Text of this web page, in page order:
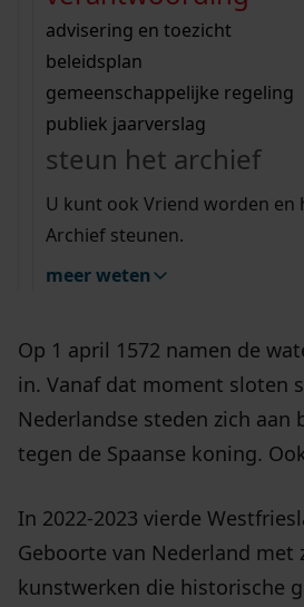
bouwvergunningen
omgevingsvergunningen
vergunningen
beeld en geluid
uitleg nodig?
Wij helpen u op weg met een
bekijk alle zoektips
Wij helpen u op weg met een
bekijk alle zoektips
bekijk ons geschiedenislokaal
advisering en toezicht
beleidsplan
gemeenschappelijke regeling
publiek jaarverslag
steun het archief
U kunt ook Vriend worden en
Archief steunen.
meer weten
1573
11 jul -
31 okt
het project
Op 1 april 1572 namen de
in. Vanaf dat moment sloten
Nederlandse steden zich aan
tegen de Spaanse koning.
In 2022-2023 vierde
Geboorte van Nederland met
kunstwerken die historische